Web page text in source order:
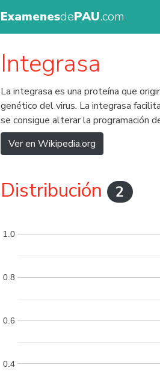
ExamenesdePAU.com
Integrasa
La integrasa es una proteína que
genético del virus. La integrasa
se consigue alterar la programación
Ver en Wikipedia.org
Distribución 2
0.4
0.6
0.8
1.0